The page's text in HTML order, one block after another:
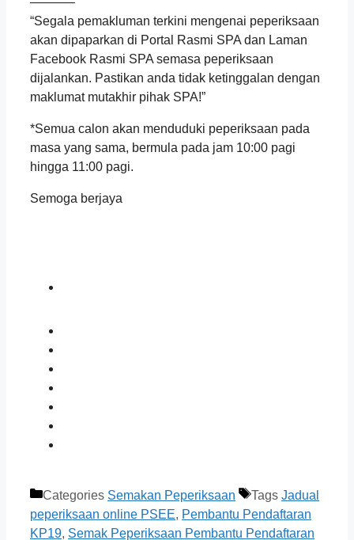
“Segala pemakluman terkini mengenai peperiksaan
akan dipaparkan di Portal Rasmi SPA dan Laman
Facebook Rasmi SPA semasa peperiksaan
dijalankan. Pastikan anda tidak ketinggalan dengan
maklumat mutakhir pihak SPA!”
*Semua calon akan menduduki peperiksaan pada
masa yang sama, bermula pada jam 10:00 pagi
hingga 11:00 pagi.
Semoga berjaya
Categories Semakan Peperiksaan Tags Jadual
peperiksaan online PSEE, Pembantu Pendaftaran
KP19, Semak Peperiksaan Pembantu Pendaftaran